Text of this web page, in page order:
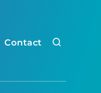
Contact